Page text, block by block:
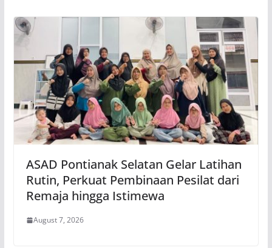
ASAD Pontianak Selatan Gelar Latihan
Rutin, Perkuat Pembinaan Pesilat dari
Remaja hingga Istimewa
August 7, 2026